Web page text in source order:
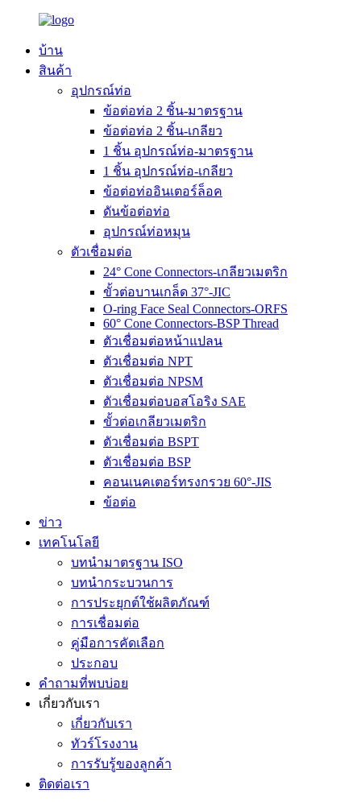
บ้าน
สินค้า
อุปกรณ์ท่อ
ข้อต่อท่อ 2 ชิ้น-มาตรฐาน
ข้อต่อท่อ 2 ชิ้น-เกลียว
1 ชิ้น อุปกรณ์ท่อ-มาตรฐาน
1 ชิ้น อุปกรณ์ท่อ-เกลียว
ข้อต่อท่ออินเตอร์ล็อค
ดันข้อต่อท่อ
อุปกรณ์ท่อหมุน
ตัวเชื่อมต่อ
24° Cone Connectors-เกลียวเมตริก
ขั้วต่อบานเกล็ด 37°-JIC
O-ring Face Seal Connectors-ORFS
60° Cone Connectors-BSP Thread
ตัวเชื่อมต่อหน้าแปลน
ตัวเชื่อมต่อ NPT
ตัวเชื่อมต่อ NPSM
ตัวเชื่อมต่อบอสโอริง SAE
ขั้วต่อเกลียวเมตริก
ตัวเชื่อมต่อ BSPT
ตัวเชื่อมต่อ BSP
คอนเนคเตอร์ทรงกรวย 60°-JIS
ข้อต่อ
ข่าว
เทคโนโลยี
บทนำมาตรฐาน ISO
บทนำกระบวนการ
การประยุกต์ใช้ผลิตภัณฑ์
การเชื่อมต่อ
คู่มือการคัดเลือก
ประกอบ
คำถามที่พบบ่อย
เกี่ยวกับเรา
เกี่ยวกับเรา
ทัวร์โรงงาน
การรับรู้ของลูกค้า
ติดต่อเรา